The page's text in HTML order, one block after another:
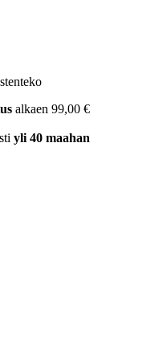
alkaen 99,00 €
yli 40 maahan